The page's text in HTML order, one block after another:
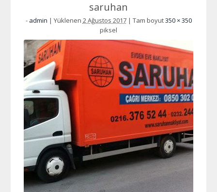
saruhan
- admin | Yüklenen 2 Ağustos 2017 | Tam boyut350 × 350
piksel